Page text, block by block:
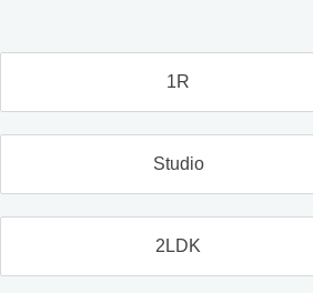
1R
Studio
2LDK